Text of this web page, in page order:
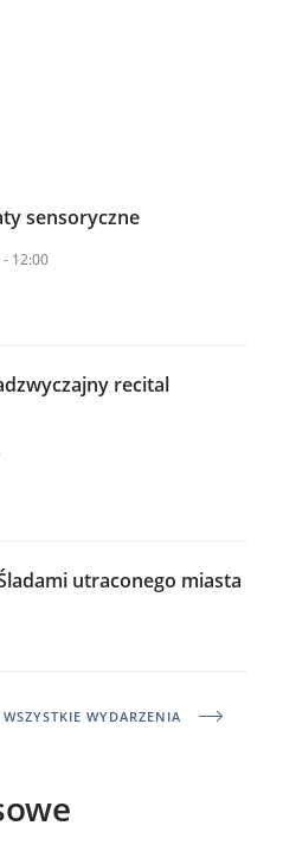
sensoryczne
12:00
recital
utraconego miasta
WSZYSTKIE WYDARZENIA